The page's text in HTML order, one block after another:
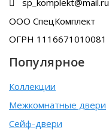
ООО СпецКомплект
ОГРН 1116671010081
Популярное
Коллекции
Межкомнатные двери
Сейф-двери